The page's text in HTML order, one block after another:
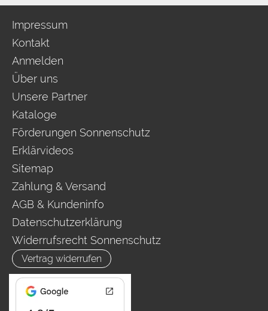
Impressum
Kontakt
Anmelden
Über uns
Unsere Partner
Kataloge
Förderungen Sonnenschutz
Erklärvideos
Sitemap
Zahlung & Versand
AGB & Kundeninfo
Datenschutzerklärung
Widerrufsrecht Sonnenschutz
Vertrag widerrufen